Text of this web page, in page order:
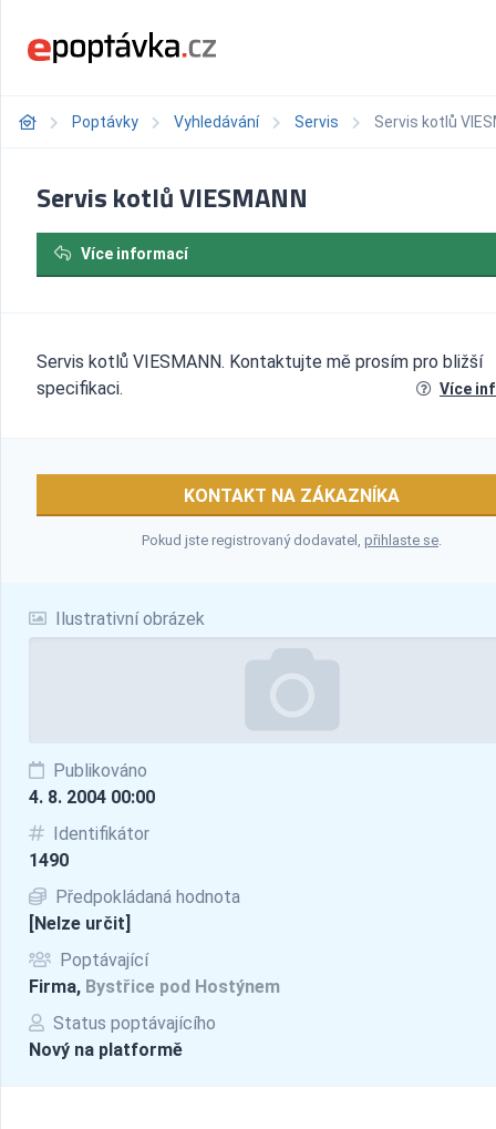
Poptávky Vyhledávání Servis Servis kotlů
Ilustrativní obrázek
Publikováno
4. 8. 2004 00:00
Identifikátor
1490
Předpokládaná hodnota
[Nelze určit]
Poptávající
Firma, Bystřice pod Hostýnem
Status poptávajícího
Nový na platformě
Servis kotlů VIESMANN
Více informací
Servis kotlů VIESMANN. Kontaktujte mě prosím pro bližší
specifikaci.
Více
KONTAKT NA ZÁKAZNÍKA
Pokud jste registrovaný dodavatel, přihlaste se.